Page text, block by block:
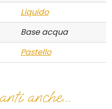
Liquido
Base acqua
Pastello
anche...